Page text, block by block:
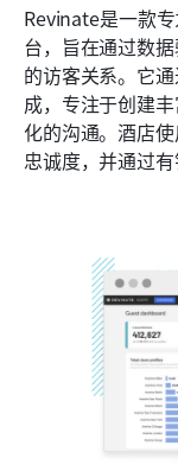
Revinate是一款
台，旨在通过数
的访客关系。它
成，专注于创建
化的沟通。酒店
忠诚度，并通过